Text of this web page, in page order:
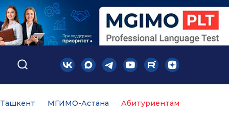
МГИМО-Астана Абитуриентам